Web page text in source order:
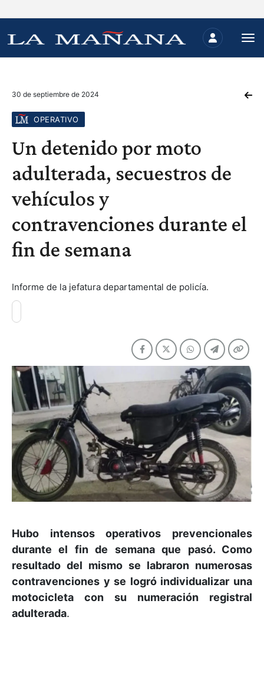
30 de septiembre de 2024
OPERATIVO
Un detenido por moto
adulterada, secuestros de
vehículos y
contravenciones durante el
fin de semana
Informe de la jefatura departamental de policía.
Hubo intensos operativos prevencionales
durante el fin de semana que pasó. Como
resultado del mismo se labraron numerosas
contravenciones y se logró individualizar una
motocicleta con su numeración registral
adulterada.